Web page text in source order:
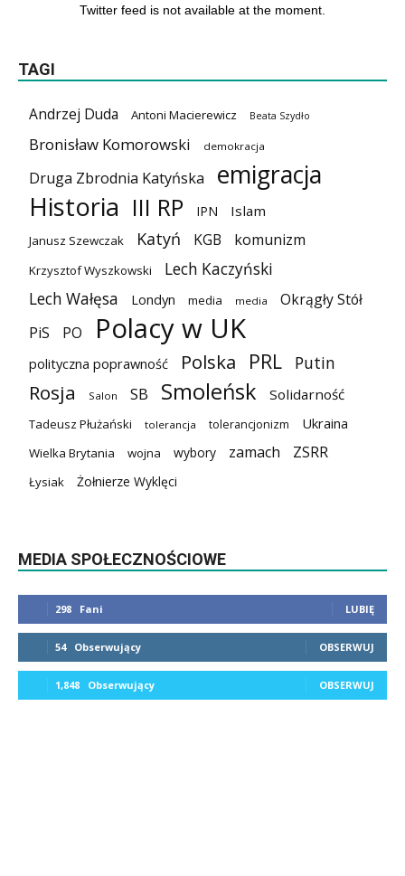
Twitter feed is not available at the moment.
TAGI
Andrzej Duda Antoni Macierewicz Beata Szydło
Bronisław Komorowski demokracja
Druga Zbrodnia Katyńska
emigracja
Historia III RP IPN Islam
Janusz Szewczak Katyń KGB komunizm
Krzysztof Wyszkowski
Lech Kaczyński
Lech Wałęsa
Londyn media media
Okrągły Stół
PiS
PO Polacy w UK
polityczna poprawność Polska PRL Putin
Rosja Salon SB Smoleńsk Solidarność
Tadeusz Płużański tolerancja tolerancjonizm Ukraina
Wielka Brytania wojna wybory zamach ZSRR
Łysiak Żołnierze Wyklęci
MEDIA SPOŁECZNOŚCIOWE
298 Fani LUBIĘ
54 Obserwujący OBSERWUJ
1,848 Obserwujący OBSERWUJ